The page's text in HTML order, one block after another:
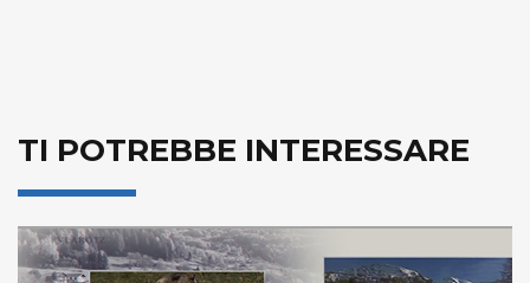
TI POTREBBE INTERESSARE